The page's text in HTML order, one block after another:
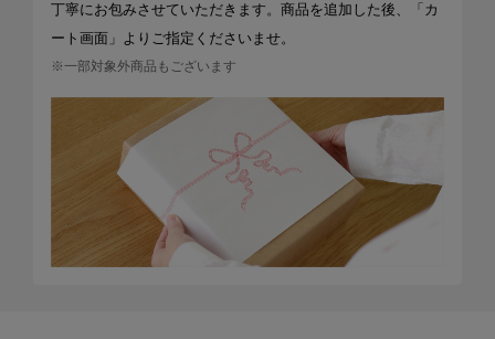
丁寧にお包みさせていただきます。商品を追加した後、「カ
ート画面」よりご指定くださいませ。
※一部対象外商品もございます